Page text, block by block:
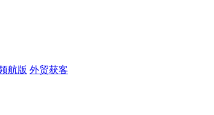
航版 外贸获客